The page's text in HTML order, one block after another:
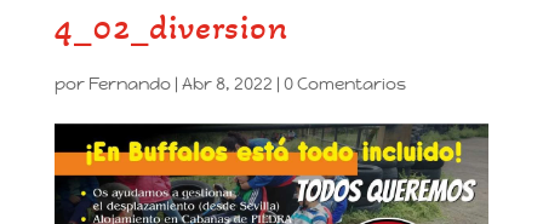
4_02_diversion
por Fernando| Abr 8, 2022 | 0 Comentarios